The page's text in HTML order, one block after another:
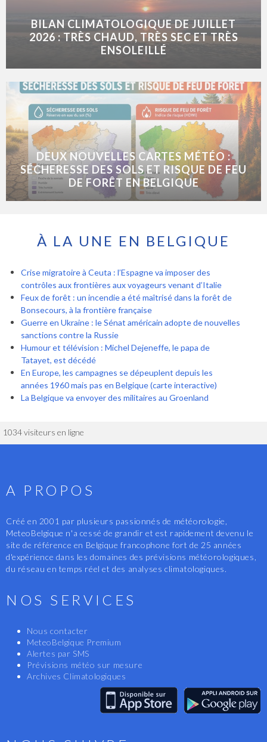
BILAN CLIMATOLOGIQUE DE JUILLET
2026 : TRÈS CHAUD, TRÈS SEC ET TRÈS
ENSOLEILLÉ
DEUX NOUVELLES CARTES MÉTÉO :
SÉCHERESSE DES SOLS ET RISQUE DE FEU
DE FORÊT EN BELGIQUE
À LA UNE EN BELGIQUE
Crise migratoire à Ceuta : l’Espagne va imposer des
contrôles aux frontières aux voyageurs venant d’Italie
Feux de forêt : un incendie a été maîtrisé dans la forêt de
Bonsecours, à la frontière française
Guerre en Ukraine : le Sénat américain adopte de nouvelles
sanctions contre la Russie
Humour et télévision : Michel Dejeneffe, le papa de
Tatayet, est décédé
En Europe, les campagnes se dépeuplent depuis les
années 1960 mais pas en Belgique (carte interactive)
La Belgique va envoyer des militaires au Groenland
1034 visiteurs en ligne
A PROPOS
Créé en 2001 par plusieurs passionnés de météorologie,
MeteoBelgique n'a cessé de grandir et est rapidement devenu le
site de référence en Belgique francophone fort de 25 années
d'expérience dans les domaines des prévisions météorologiques,
du réseau en temps réel et des analyses climatologiques.
NOS SERVICES
Nous contacter
MeteoBelgique Premium
Alertes par SMS
Prévisions météo sur mesure
Archives Climatologiques